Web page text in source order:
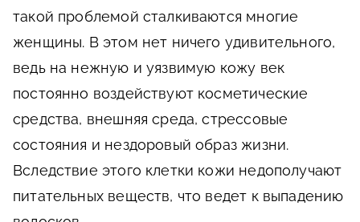
такой проблемой сталкиваются многие
женщины. В этом нет ничего удивительного,
ведь на нежную и уязвимую кожу век
постоянно воздействуют косметические
средства, внешняя среда, стрессовые
состояния и нездоровый образ жизни.
Вследствие этого клетки кожи недополучают
питательных веществ, что ведет к выпадению